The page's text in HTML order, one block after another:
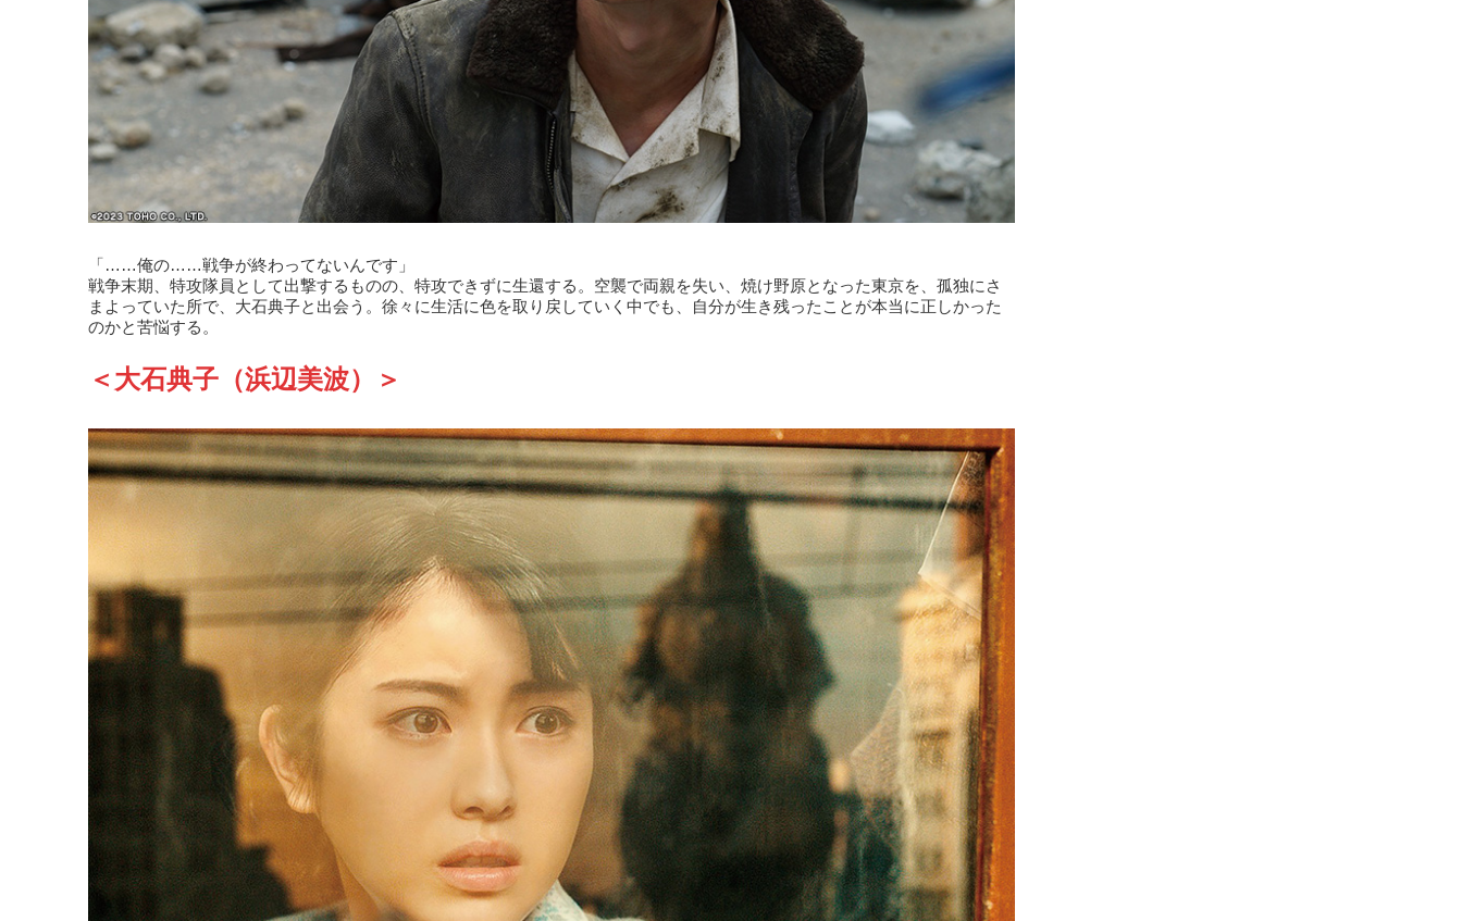
「……俺の……戦争が終わってないんです」
戦争末期、特攻隊員として出撃するものの、特攻できずに生還する。空襲で両親を失い、焼け野原となった東京を、孤独にさ
まよっていた所で、大石典子と出会う。徐々に生活に色を取り戻していく中でも、自分が生き残ったことが本当に正しかった
のかと苦悩する。
＜大石典子（浜辺美波）＞